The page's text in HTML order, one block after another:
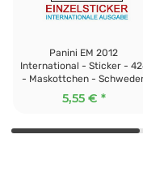
Panini EM 2012
International - Sticker -
- Maskottchen -
5,55 € *